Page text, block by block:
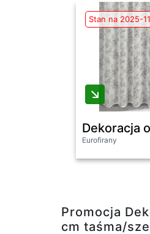
Stan na 2025-
Dekoracja
Eurofirany
Promocja
cm taśma/